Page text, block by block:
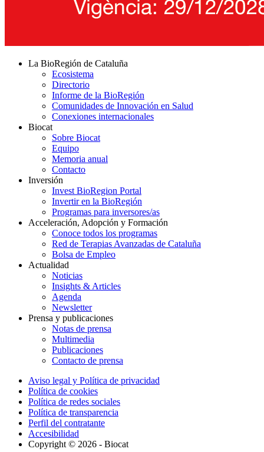
La BioRegión de Cataluña
Ecosistema
Directorio
Informe de la BioRegión
Comunidades de Innovación en Salud
Conexiones internacionales
Biocat
Sobre Biocat
Equipo
Memoria anual
Contacto
Inversión
Invest BioRegion Portal
Invertir en la BioRegión
Programas para inversores/as
Acceleración, Adopción y Formación
Conoce todos los programas
Red de Terapias Avanzadas de Cataluña
Bolsa de Empleo
Actualidad
Noticias
Insights & Articles
Agenda
Newsletter
Prensa y publicaciones
Notas de prensa
Multimedia
Publicaciones
Contacto de prensa
Aviso legal y Política de privacidad
Política de cookies
Política de redes sociales
Política de transparencia
Perfil del contratante
Accesibilidad
Copyright © 2026 - Biocat